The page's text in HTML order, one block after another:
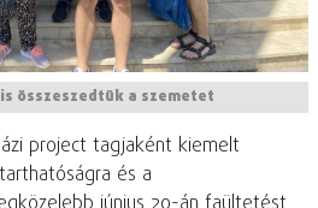
összeszedtük a szemetet
project tagjaként kiemelt
és a